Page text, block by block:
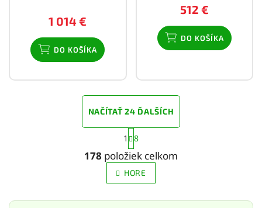
1 014 €
DO KOŠÍKA
512 €
DO KOŠÍKA
O
v
l
á
d
a
NAČÍTAŤ 24 ĎALŠÍCH
S
t
r
á
n
k
v
1 8
178 položiek celkom
HORE